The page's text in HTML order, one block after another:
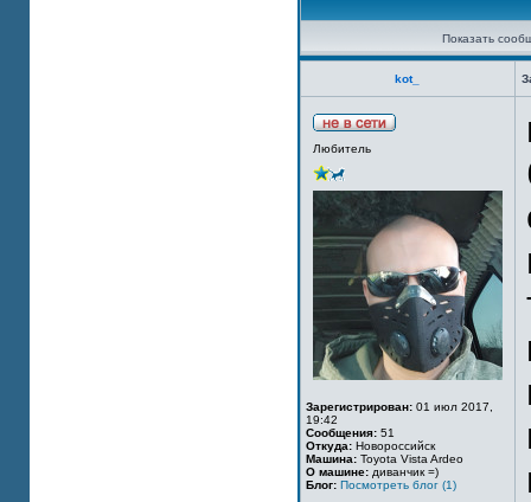
Показать
kot_
Любитель
Зарегистрирован: 01 июл 2017,
19:42
Сообщения: 51
Откуда: Новороссийск
Машина: Toyota Vista Ardeo
О машине: диванчик =)
Блог: Посмотреть блог (1)